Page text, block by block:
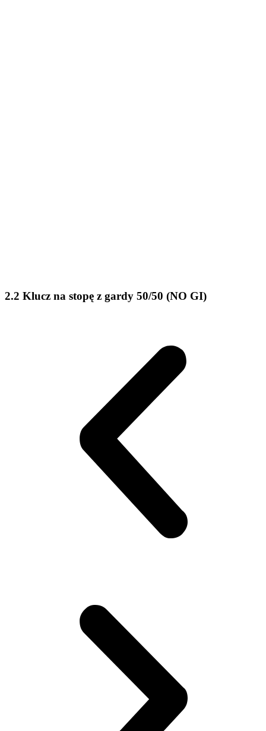
2.2 Klucz na stopę z gardy 50/50 (NO GI)